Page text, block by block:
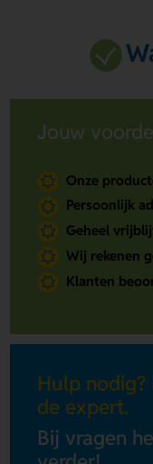
Jouw
Onze
Persoonlijk
Geheel
Wij rekenen
Klanten
Hulp
de expert.
Bij vragen